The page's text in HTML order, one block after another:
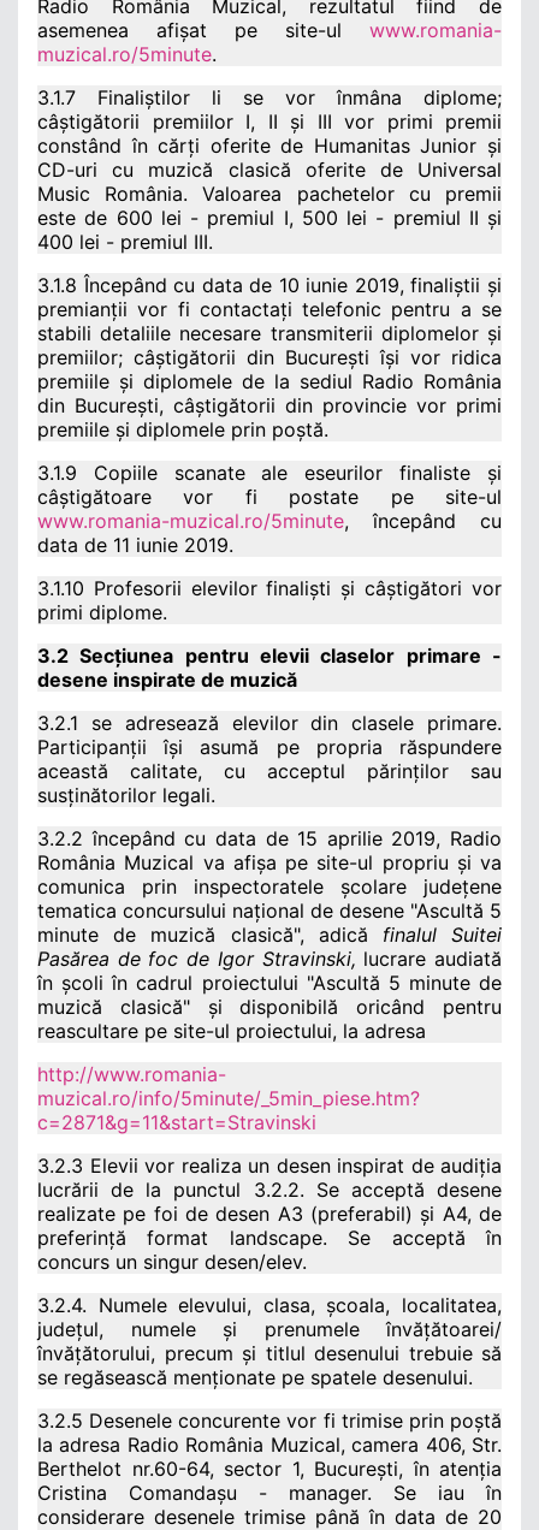
Radio România Muzical, rezultatul fiind de
asemenea afișat pe site-ul www.romania-
muzical.ro/5minute.
3.1.7 Finaliștilor li se vor înmâna diplome;
câștigătorii premiilor I, II și III vor primi premii
constând în cărți oferite de Humanitas Junior și
CD-uri cu muzică clasică oferite de Universal
Music România. Valoarea pachetelor cu premii
este de 600 lei - premiul I, 500 lei - premiul II și
400 lei - premiul III.
3.1.8 Începând cu data de 10 iunie 2019, finaliștii și
premianții vor fi contactați telefonic pentru a se
stabili detaliile necesare transmiterii diplomelor și
premiilor; câștigătorii din București își vor ridica
premiile și diplomele de la sediul Radio România
din București, câștigătorii din provincie vor primi
premiile și diplomele prin poștă.
3.1.9 Copiile scanate ale eseurilor finaliste și
câștigătoare vor fi postate pe site-ul
www.romania-muzical.ro/5minute, începând cu
data de 11 iunie 2019.
3.1.10 Profesorii elevilor finaliști și câștigători vor
primi diplome.
3.2 Secțiunea pentru elevii claselor primare -
desene inspirate de muzică
3.2.1 se adresează elevilor din clasele primare.
Participanții își asumă pe propria răspundere
această calitate, cu acceptul părinților sau
susținătorilor legali.
3.2.2 începând cu data de 15 aprilie 2019, Radio
România Muzical va afișa pe site-ul propriu și va
comunica prin inspectoratele școlare județene
tematica concursului național de desene "Ascultă 5
minute de muzică clasică", adică finalul Suitei
Pasărea de foc de Igor Stravinski, lucrare audiată
în școli în cadrul proiectului "Ascultă 5 minute de
muzică clasică" și disponibilă oricând pentru
reascultare pe site-ul proiectului, la adresa
http://www.romania-
muzical.ro/info/5minute/_5min_piese.htm?
c=2871&g=11&start=Stravinski
3.2.3 Elevii vor realiza un desen inspirat de audiția
lucrării de la punctul 3.2.2. Se acceptă desene
realizate pe foi de desen A3 (preferabil) și A4, de
preferință format landscape. Se acceptă în
concurs un singur desen/elev.
3.2.4. Numele elevului, clasa, școala, localitatea,
județul, numele și prenumele învățătoarei/
învățătorului, precum și titlul desenului trebuie să
se regăsească menționate pe spatele desenului.
3.2.5 Desenele concurente vor fi trimise prin poștă
la adresa Radio România Muzical, camera 406, Str.
Berthelot nr.60-64, sector 1, București, în atenția
Cristina Comandașu - manager. Se iau în
considerare desenele trimise până în data de 20